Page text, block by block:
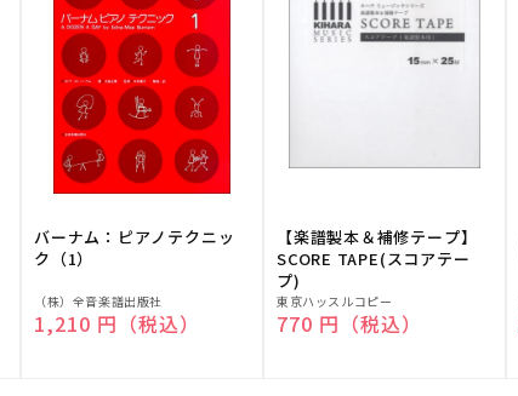
バーナム：ピアノテクニッ
ク（1）
販
売
（株）全音楽譜出版社
通常価格
1,210 円（税込）
【楽譜製本＆補修テープ】
SCORE TAPE(スコアテー
プ)
販
売
東京ハッスルコピー
通常価格
770 円（税込）